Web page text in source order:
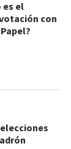
es el
con